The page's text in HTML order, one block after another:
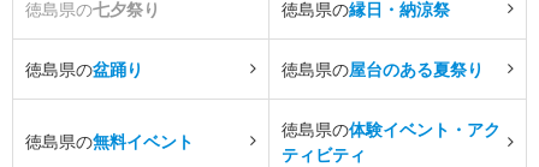
徳島県の七夕祭り 徳島県の縁日・納涼祭
徳島県の盆踊り 徳島県の屋台のある夏祭り
徳島県の無料イベント
徳島県の体験イベント・アク
ティビティ